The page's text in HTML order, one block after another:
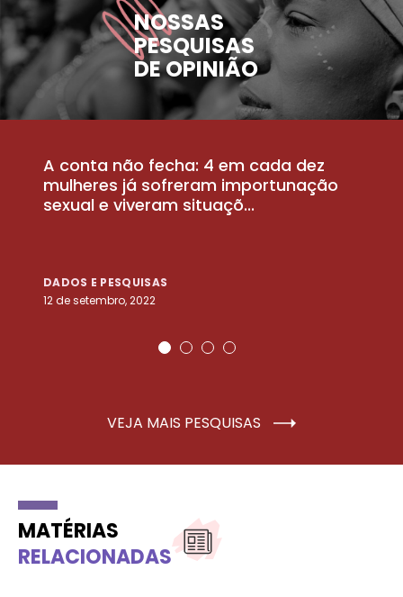
NOSSAS
PESQUISAS
DE OPINIÃO
A conta não fecha: 4 em cada dez
mulheres já sofreram importunação
sexual e viveram situaçõ...
DADOS E PESQUISAS
12 de setembro, 2022
VEJA MAIS PESQUISAS
MATÉRIAS
RELACIONADAS